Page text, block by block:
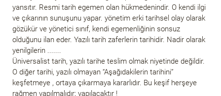
yansıtır. Resmi tarih egemen olan hükmedenindir. O kendi ilgi
ve çıkarının sunuşunu yapar. yönetim erki tarihsel olay olarak
gözükür ve yönetici sınıf, kendi egemenliğinin sonsuz
olduğunu ilan eder. Yazılı tarih zaferlerin tarihidir. Nadir olarak
yenilgilerin .......
Üniversalist tarih, yazılı tarihe teslim olmak niyetinde değildir.
O diğer tarihi, yazılı olmayan “Aşağıdakilerin tarihini”
keşfetmeye , ortaya çıkarmaya kararlıdır. Bu keşif herşeye
rağmen yapılmalıdır; yapılacaktır !